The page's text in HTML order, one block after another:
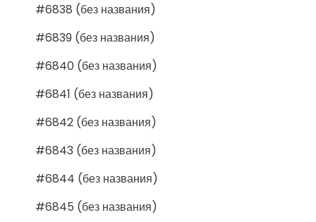
#6838 (без названия)
#6839 (без названия)
#6840 (без названия)
#6841 (без названия)
#6842 (без названия)
#6843 (без названия)
#6844 (без названия)
#6845 (без названия)